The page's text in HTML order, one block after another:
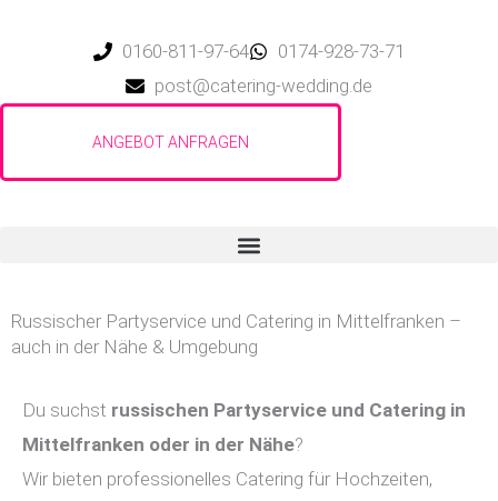
0160-811-97-64
0174-928-73-71
post@catering-wedding.de
Russischer Partyservice und Catering in Mittelfranken –
auch in der Nähe & Umgebung
Du suchst russischen Partyservice und Catering in
Mittelfranken oder in der Nähe?
Wir bieten professionelles Catering für Hochzeiten,